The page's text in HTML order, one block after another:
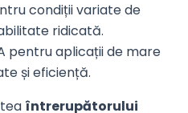
condiții variate de
ridicată.
pentru aplicații de mare
și eficiență.
întrerupătorului